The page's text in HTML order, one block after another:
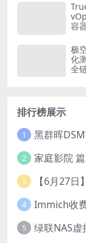
容
极
化
全
排行榜展示
1
2
3
4
5 绿联NAS